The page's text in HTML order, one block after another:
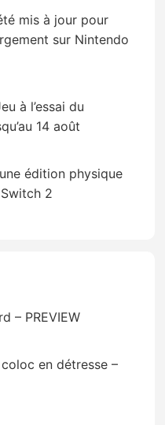
mis à jour pour
sur Nintendo
à l’essai du
14 août
édition physique
2
– PREVIEW
coloc en détresse –